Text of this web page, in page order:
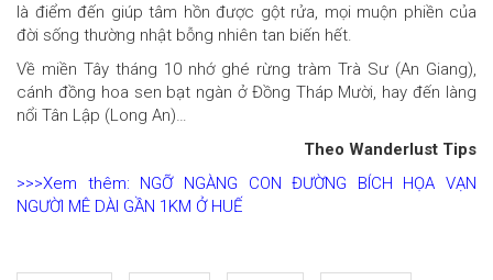
là điểm đến giúp tâm hồn được gột rửa, mọi muộn phiền của
đời sống thường nhật bỗng nhiên tan biến hết.
Về miền Tây tháng 10 nhớ ghé rừng tràm Trà Sư (An Giang),
cánh đồng hoa sen bạt ngàn ở Đồng Tháp Mười, hay đến làng
nổi Tân Lập (Long An)…
Theo Wanderlust Tips
>>>Xem thêm: NGỠ NGÀNG CON ĐƯỜNG BÍCH HỌA VẠN
NGƯỜI MÊ DÀI GẦN 1KM Ở HUẾ